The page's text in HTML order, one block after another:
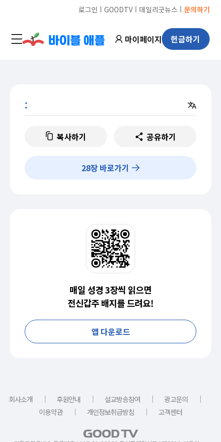
로그인 ㅣ GOODTVㅣ 데일리굿뉴스 ㅣ 문의하기
마이페이지 헌금하기
:
복사하기 공유하기
28장 바로가기
매일 성경 3장씩 읽으면
전신갑주 배지를 드려요!
앱 다운로드
회사소개 ｜ 후원안내 ｜ 설교방송참여 ｜ 광고문의
｜
이용약관
｜ 개인정보취급방침 ｜ 고객센터